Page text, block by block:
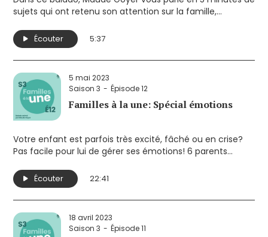
sujets qui ont retenu son attention sur la famille,
réflexion sur des enjeux qui touchent de près les parents.
Ses sujets cette semaine:
- Des parents trop sur leur téléphone?
- Spa et jeunes enfants: à éviter
- Les enfants mot de passe
Écouter 5:37
5 mai 2023
Saison 3
Épisode 12
Familles à la une: Spécial émotions
Votre enfant est parfois très excité, fâché ou en crise?
Pas facile pour lui de gérer ses émotions! 6 parents
Familles à la une, spécial émotions.
Écouter 22:41
18 avril 2023
Saison 3
Épisode 11